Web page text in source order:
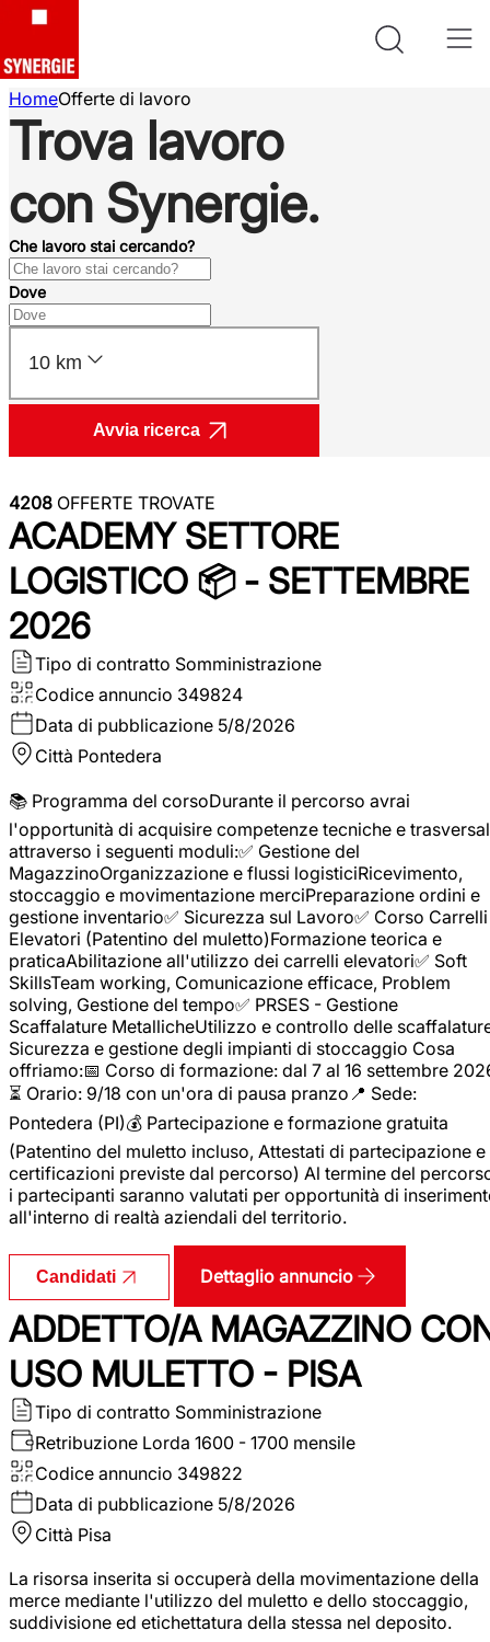
HomeOfferte di lavoro
Trova lavoro
con Synergie.
Che lavoro stai cercando?
Dove
10 km
Avvia ricerca
4208 OFFERTE TROVATE
ACADEMY SETTORE
LOGISTICO 📦 - SETTEMBRE
2026
Tipo di contratto Somministrazione
Codice annuncio 349824
Data di pubblicazione 5/8/2026
Città Pontedera
📚 Programma del corsoDurante il percorso avrai
l'opportunità di acquisire competenze tecniche e
attraverso i seguenti moduli:✅ Gestione del
MagazzinoOrganizzazione e flussi logisticiRicevimento,
stoccaggio e movimentazione merciPreparazione ordini e
gestione inventario✅ Sicurezza sul Lavoro✅ Corso Carrelli
Elevatori (Patentino del muletto)Formazione teorica e
praticaAbilitazione all'utilizzo dei carrelli elevatori✅ Soft
SkillsTeam working, Comunicazione efficace, Problem
solving, Gestione del tempo✅ PRSES - Gestione
Scaffalature MetallicheUtilizzo e controllo delle
Sicurezza e gestione degli impianti di stoccaggio Cosa
offriamo:📅 Corso di formazione: dal 7 al 16 settembre
⏳ Orario: 9/18 con un'ora di pausa pranzo📍 Sede:
Pontedera (PI)💰 Partecipazione e formazione gratuita
(Patentino del muletto incluso, Attestati di partecipazione e
certificazioni previste dal percorso) Al termine del
i partecipanti saranno valutati per opportunità di
all'interno di realtà aziendali del territorio.
Candidati Dettaglio annuncio
ADDETTO/A MAGAZZINO
USO MULETTO - PISA
Tipo di contratto Somministrazione
Retribuzione Lorda 1600 - 1700 mensile
Codice annuncio 349822
Data di pubblicazione 5/8/2026
Città Pisa
La risorsa inserita si occuperà della movimentazione della
merce mediante l'utilizzo del muletto e dello stoccaggio,
suddivisione ed etichettatura della stessa nel deposito.